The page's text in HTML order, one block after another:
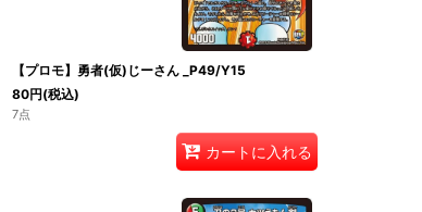
【プロモ】勇者(仮)じーさん _P49/Y15
80円(税込)
7点
カートに入れる